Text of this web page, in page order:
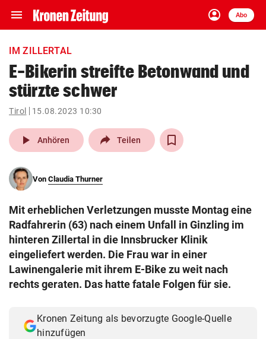
menu Navigation
ein-/ausklappen
account_circle
Anmelden
Abo
close Schließen
account_circle Anmelden
pin_drop
Wien arrow_right
search
eingeben
© Krone Multimedia GmbH & Co KG 2026
Muthgasse 2, 1190 Wien
IM ZILLERTAL
E-Bikerin streifte Betonwand und
stürzte schwer
Tirol 15.08.2023 10:30
play_arrow Anhören Teilen
Von Claudia Thurner
Mit erheblichen Verletzungen musste Montag eine
Radfahrerin (63) nach einem Unfall in Ginzling im
hinteren Zillertal in die Innsbrucker Klinik
eingeliefert werden. Die Frau war in einer
Lawinengalerie mit ihrem E-Bike zu weit nach
rechts geraten. Das hatte fatale Folgen für sie.
Kronen Zeitung als bevorzugte Google-Quelle
hinzufügen